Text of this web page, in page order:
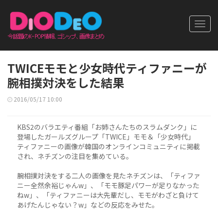
TWICEモモと少女時代ティファニーが
腕相撲対決をした結果
2016/05/17 10:00
KBS2のバラエティ番組「お姉さんたちのスラムダンク」に
登場したガールズグループ「TWICE」モモ＆「少女時代」
ティファニーの画像が韓国のオンラインコミュニティに掲載
され、ネチズンの注目を集めている。
腕相撲対決をする二人の画像を見たネチズンは、「ティファ
ニー全然余裕じゃんw」、「モモ豚足パワーが足りなかった
ねw」、「ティファニーは大先輩だし、モモがわざと負けて
あげたんじゃない？w」などの反応をみせた。